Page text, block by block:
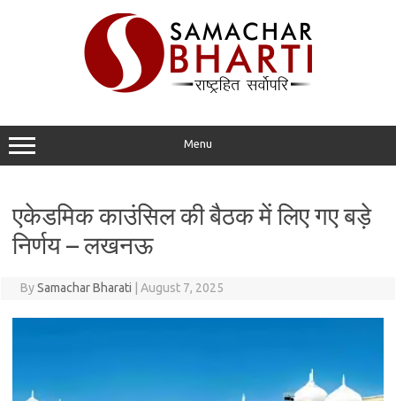
Menu
एकेडमिक काउंसिल की बैठक में लिए गए बड़े
निर्णय – लखनऊ
BySamachar Bharati August 7, 2025